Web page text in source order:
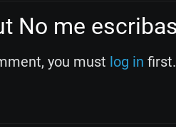
No me escribas
you must log in first.